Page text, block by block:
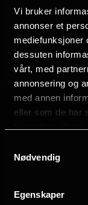
Vi bruker
annonser et
mediefunksjoner
dessuten
vårt, med
annonsering og
med annen
eller som de har
Nødvendig
Egenskaper
Vurdering: (44
Rollebesetning
Mason
Allison
Willa
Mckenna
Scott
Se mer